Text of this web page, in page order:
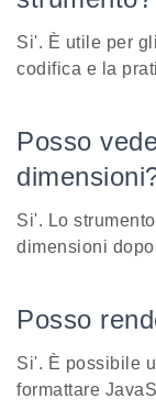
Si'. È utile per
codifica e la
Posso
Si'. Lo
dimensioni
Posso
Si'. È possibile
formattare